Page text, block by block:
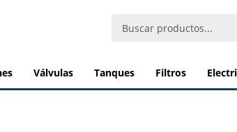
válvulas tanques filtros